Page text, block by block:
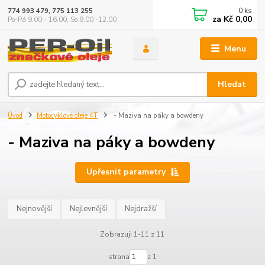
Menu
Hledat
774 993 479, 775 113 255
Po-Pá 9.00 - 16.00, So 9.00 -12.00
0 ks
za Kč 0,00
Úvod Motocyklové oleje 4T - Maziva na páky a bowdeny
- Maziva na páky a bowdeny
Upřesnit parametry
Nejnovější Nejlevnější Nejdražší
Zobrazuji 1-11 z 11
strana z 1